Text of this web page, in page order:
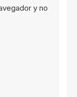
y no